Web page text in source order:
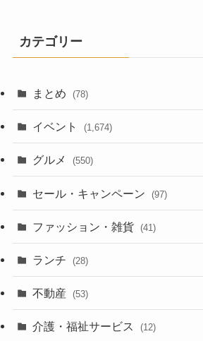
カテゴリー
まとめ (78)
イベント (1,674)
グルメ (550)
セール・キャンペーン (97)
ファッション・雑貨 (41)
ランチ (28)
不動産 (53)
介護・福祉サービス (12)